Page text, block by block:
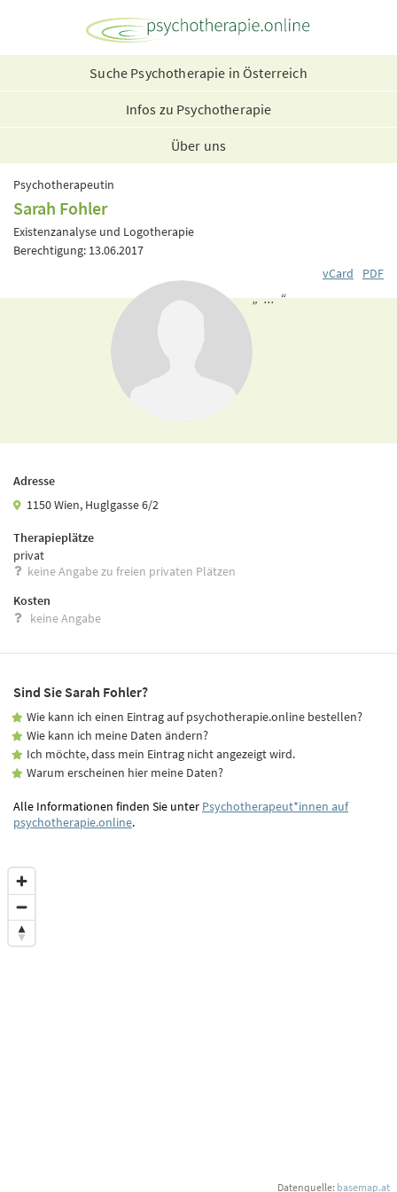
Suche Psychotherapie in Österreich
Infos zu Psychotherapie
Über uns
Psychotherapeutin
Sarah Fohler
Existenzanalyse und Logotherapie
Berechtigung: 13.06.2017
vCard
PDF
„ ... “
Adresse
1150 Wien, Huglgasse 6/2
Therapieplätze
privat
keine Angabe zu freien privaten Plätzen
Kosten
keine Angabe
Sind Sie Sarah Fohler?
Wie kann ich einen Eintrag auf psychotherapie.online bestellen?
Wie kann ich meine Daten ändern?
Ich möchte, dass mein Eintrag nicht angezeigt wird.
Warum erscheinen hier meine Daten?
Alle Informationen finden Sie unter Psychotherapeut*innen auf
psychotherapie.online.
Datenquelle: basemap.at